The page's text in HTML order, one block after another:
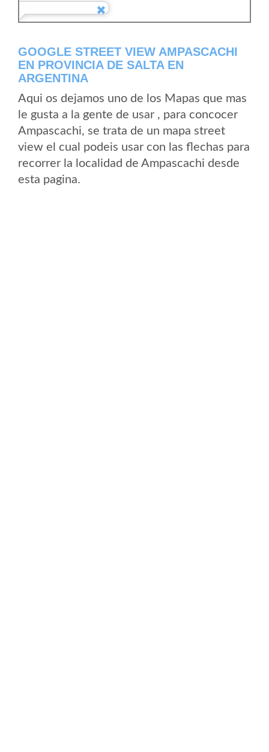
GOOGLE STREET VIEW AMPASCACHI
EN PROVINCIA DE SALTA EN
ARGENTINA
Aqui os dejamos uno de los Mapas que mas
le gusta a la gente de usar , para concocer
Ampascachi, se trata de un mapa street
view el cual podeis usar con las flechas para
recorrer la localidad de Ampascachi desde
esta pagina.